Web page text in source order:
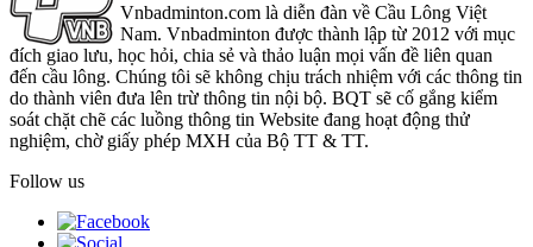
Vnbadminton.com là diễn đàn về Cầu Lông Việt
Nam. Vnbadminton được thành lập từ 2012 với mục
đích giao lưu, học hỏi, chia sẻ và thảo luận mọi vấn đề liên quan
đến cầu lông. Chúng tôi sẽ không chịu trách nhiệm với các thông tin
do thành viên đưa lên trừ thông tin nội bộ. BQT sẽ cố gắng kiểm
soát chặt chẽ các luồng thông tin Website đang hoạt động thử
nghiệm, chờ giấy phép MXH của Bộ TT & TT.
Follow us